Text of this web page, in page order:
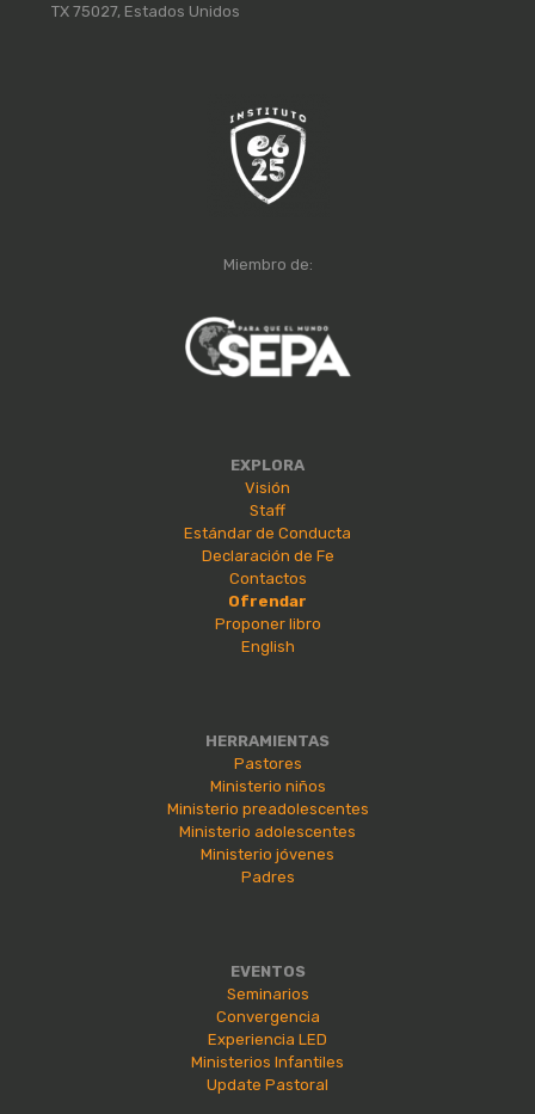
TX 75027, Estados Unidos
Miembro de:
EXPLORA
Visión
Staff
Estándar de Conducta
Declaración de Fe
Contactos
Ofrendar
Proponer libro
English
HERRAMIENTAS
Pastores
Ministerio niños
Ministerio preadolescentes
Ministerio adolescentes
Ministerio jóvenes
Padres
EVENTOS
Seminarios
Convergencia
Experiencia LED
Ministerios Infantiles
Update Pastoral